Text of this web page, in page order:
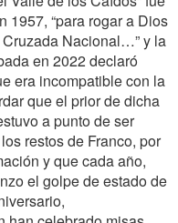
1957, “para rogar a Dios
Nacional…” y la
en 2022 declaró
era incompatible con la
que el prior de dicha
a punto de ser
restos de Franco, por
y que cada año,
el golpe de estado de